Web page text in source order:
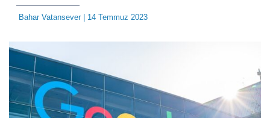
Bahar Vatansever| 14 Temmuz 2023